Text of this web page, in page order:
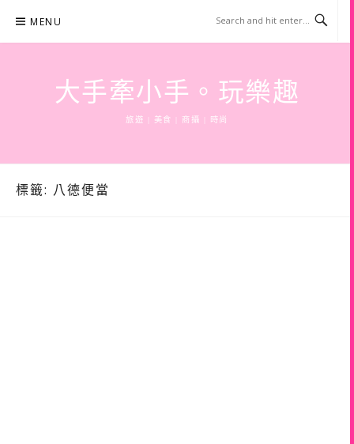
content
MENU
大手牽小手。玩樂趣
旅遊 | 美食 | 商攝 | 時尚
標籤: 八德便當